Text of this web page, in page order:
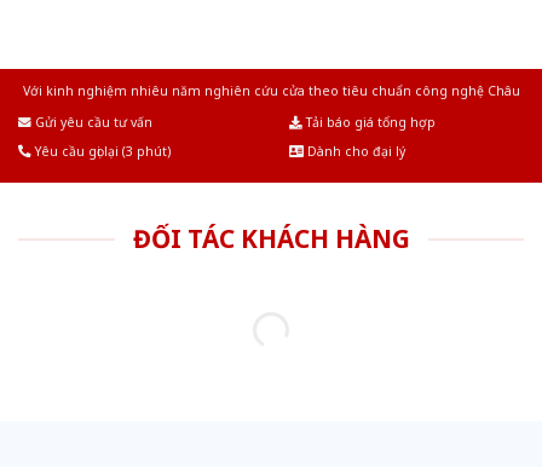
Với kinh nghiệm nhiêu năm nghiên cứu cửa theo tiêu chuẩn công nghệ Châu
Gửi yêu cầu tư vấn
Tải báo giá tổng hợp
Yêu cầu gọi lại (3 phút)
Dành cho đại lý
ĐỐI TÁC KHÁCH HÀNG